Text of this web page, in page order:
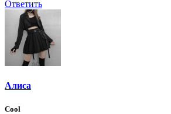
Ответить
Алиса
Cool